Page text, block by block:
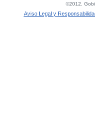
©2012,
Aviso Legal y